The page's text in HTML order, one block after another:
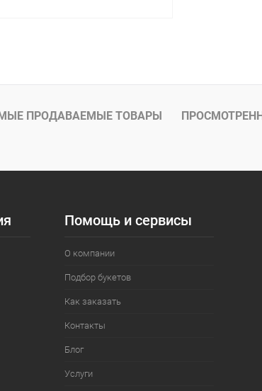
ПРОДАВАЕМЫЕ ТОВАРЫ
Помощь и сервисы
О компании
Подбор букетов
Как заказать
Контакты
Блог
Услуги